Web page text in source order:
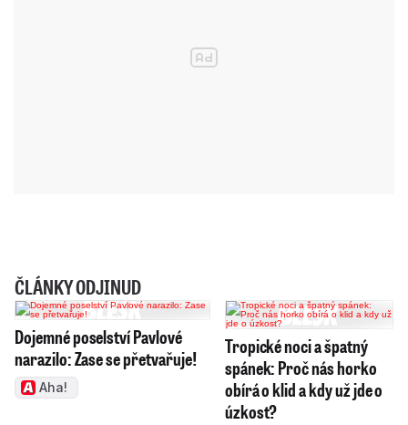
ČLÁNKY ODJINUD
Dojemné poselství Pavlové
narazilo: Zase se přetvařuje!
Aha!
Tropické noci a špatný
spánek: Proč nás horko
obírá o klid a kdy už jde o
úzkost?